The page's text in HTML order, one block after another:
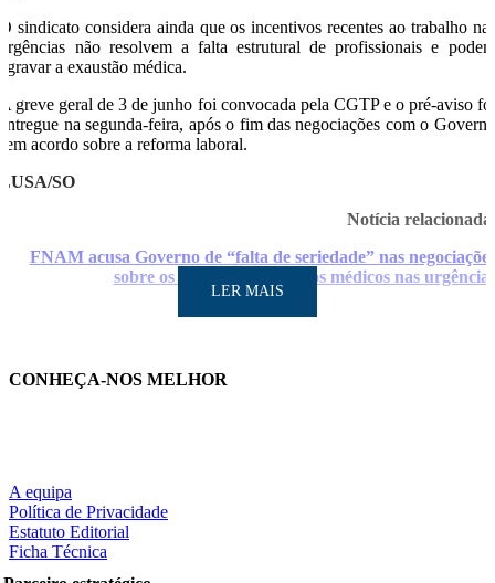
O sindicato considera ainda que os incentivos recentes ao trabalho nas
urgências não resolvem a falta estrutural de profissionais e podem
agravar a exaustão médica.
A greve geral de 3 de junho foi convocada pela CGTP e o pré-aviso foi
entregue na segunda-feira, após o fim das negociações com o Governo
sem acordo sobre a reforma laboral.
LUSA/SO
Notícia relacionada
FNAM acusa Governo de “falta de seriedade” nas negociações
sobre os incentivos a dar aos médicos nas urgências
LER MAIS
CONHEÇA-NOS MELHOR
A equipa
Política de Privacidade
Estatuto Editorial
Ficha Técnica